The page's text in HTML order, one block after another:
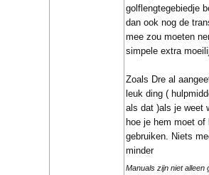
golflengtegebiedje
dan ook nog de
mee zou moeten
simpele extra
Zoals Dre al
leuk ding (
als dat )als je weet
hoe je hem moet of
gebruiken. Niets
minder
Manuals zijn niet alleen